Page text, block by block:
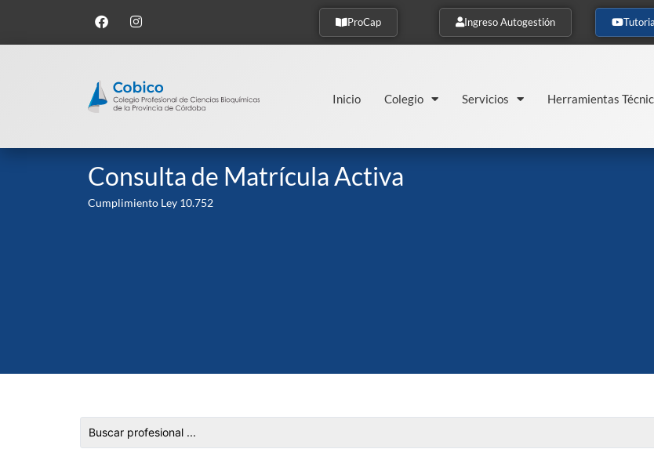
ProCap Ingreso Autogestión
Inicio Colegio Servicios Herramientas
Consulta de Matrícula Activa
Cumplimiento Ley 10.752